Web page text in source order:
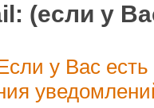
(если у
у Вас